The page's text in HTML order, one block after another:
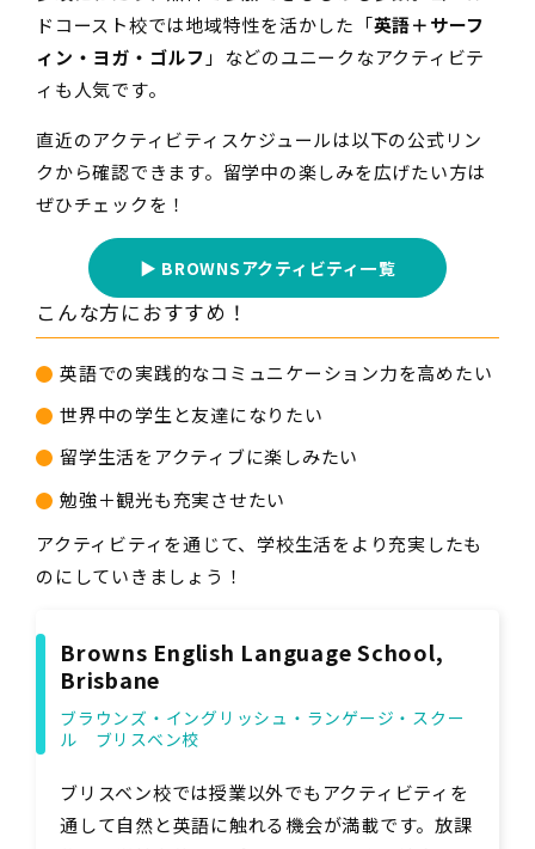
ドコースト校では地域特性を活かした「英語＋サーフ
ィン・ヨガ・ゴルフ 」などのユニークなアクティビテ
ィも人気です。
直近のアクティビティスケジュールは以下の公式リン
クから確認できます。留学中の楽しみを広げたい方は
ぜひチェックを！
▶ BROWNSアクティビティ一覧
こんな方におすすめ！
英語での実践的なコミュニケーション力を高めたい
世界中の学生と友達になりたい
留学生活をアクティブに楽しみたい
勉強＋観光も充実させたい
アクティビティを通じて、学校生活をより充実したも
のにしていきましょう！
Browns English Language School,
Brisbane
ブラウンズ・イングリッシュ・ランゲージ・スクー
ル ブリスベン校
ブリスベン校では授業以外でもアクティビティを
通して自然と英語に触れる機会が満載です。放課